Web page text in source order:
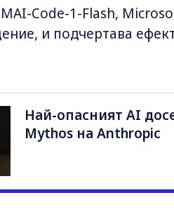
Code-1-Flash,
и подчертава
Най-опасният AI
Mythos на Anthropic